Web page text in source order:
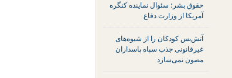
حقوق بشر؛ سئوال نماینده کنگره
آمریکا از وزارت دفاع
آتش‌بس کودکان را از شیوه‌های
غیرقانونی جذب سپاه پاسداران
مصون نمی‌سازد